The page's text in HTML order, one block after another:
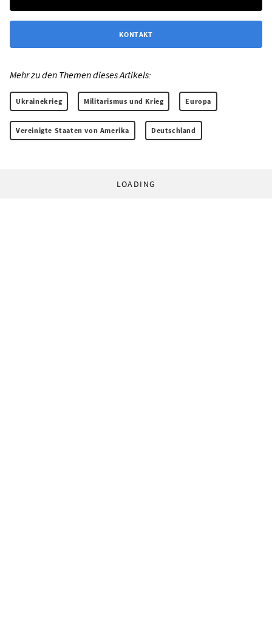
KONTAKT
Mehr zu den Themen dieses Artikels:
Ukrainekrieg Militarismus und Krieg Europa
Vereinigte Staaten von Amerika Deutschland
LOADING